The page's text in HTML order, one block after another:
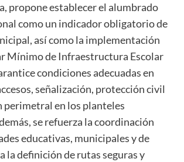
propone establecer el alumbrado
como un indicador obligatorio de
así como la implementación
Mínimo de Infraestructura Escolar
condiciones adecuadas en
señalización, protección civil
en los planteles
se refuerza la coordinación
educativas, municipales y de
la definición de rutas seguras y